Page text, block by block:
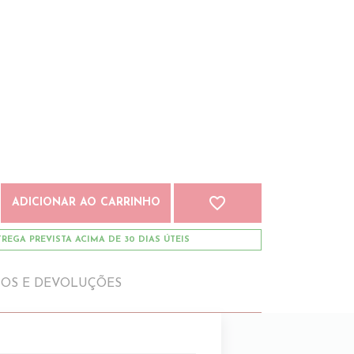
ADICIONAR AO CARRINHO favorite_border
PREVISTA ACIMA DE 30 DIAS ÚTEIS
E DEVOLUÇÕES